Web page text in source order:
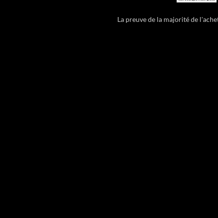
La preuve de la majorité de